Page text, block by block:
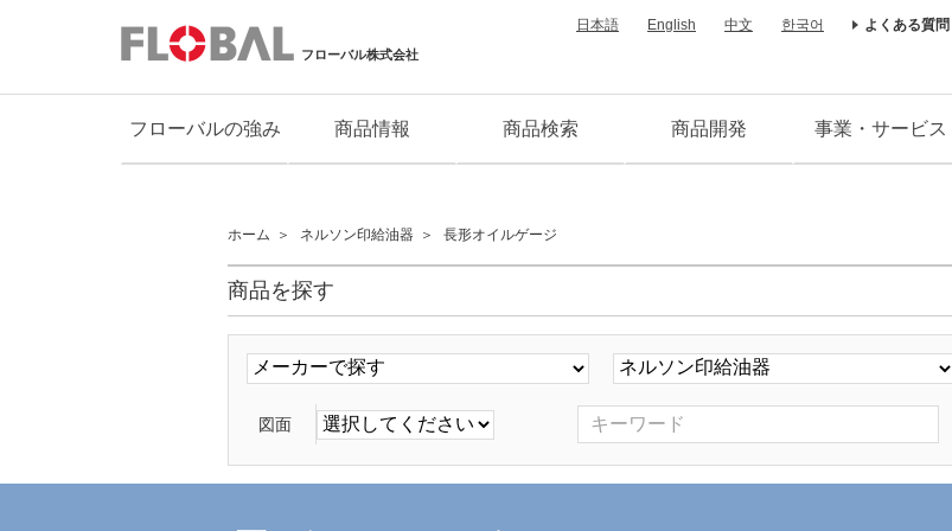
フローバル株式会社
日本語 English 中文 한국어 よくある質問
フローバルの強み 商品情報 商品検索 商品開発 事業・サービス
ホーム ネルソン印給油器 長形オイルゲージ
商品を探す
図面